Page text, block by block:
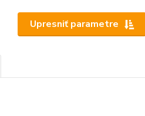
Upresniť parametre